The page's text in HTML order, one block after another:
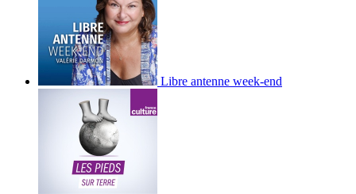
Libre antenne week-end